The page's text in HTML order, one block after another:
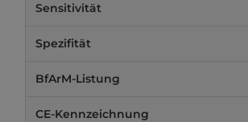
Sensitivität
Spezifität
BfArM-Listung
CE-Kennzeichnung